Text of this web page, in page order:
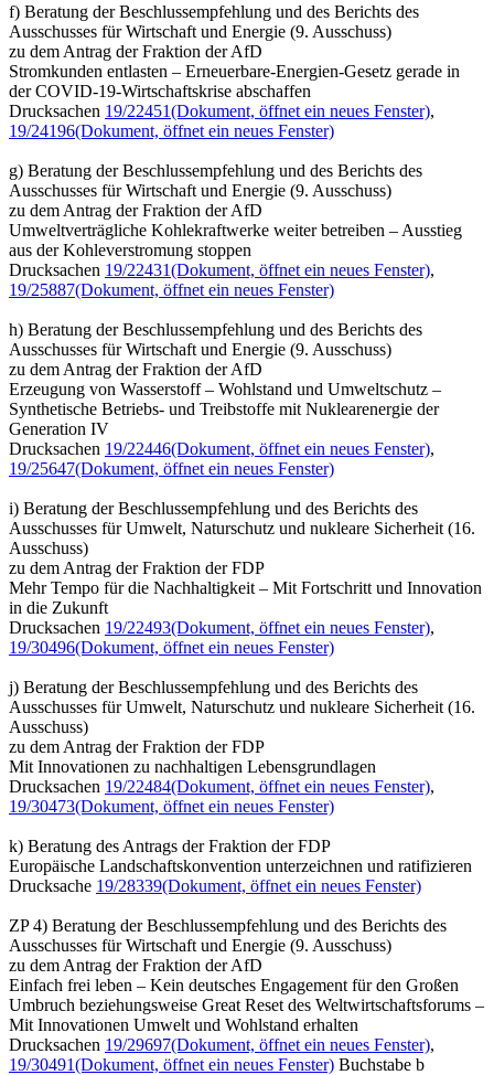
f) Beratung der Beschlussempfehlung und des Berichts des
Ausschusses für Wirtschaft und Energie (9. Ausschuss)
zu dem Antrag der Fraktion der AfD
Stromkunden entlasten – Erneuerbare-Energien-Gesetz gerade in
der COVID-19-Wirtschaftskrise abschaffen
Drucksachen 19/22451(Dokument, öffnet ein neues Fenster),
19/24196(Dokument, öffnet ein neues Fenster)
g) Beratung der Beschlussempfehlung und des Berichts des
Ausschusses für Wirtschaft und Energie (9. Ausschuss)
zu dem Antrag der Fraktion der AfD
Umweltverträgliche Kohlekraftwerke weiter betreiben – Ausstieg
aus der Kohleverstromung stoppen
Drucksachen 19/22431(Dokument, öffnet ein neues Fenster),
19/25887(Dokument, öffnet ein neues Fenster)
h) Beratung der Beschlussempfehlung und des Berichts des
Ausschusses für Wirtschaft und Energie (9. Ausschuss)
zu dem Antrag der Fraktion der AfD
Erzeugung von Wasserstoff – Wohlstand und Umweltschutz –
Synthetische Betriebs- und Treibstoffe mit Nuklearenergie der
Generation IV
Drucksachen 19/22446(Dokument, öffnet ein neues Fenster),
19/25647(Dokument, öffnet ein neues Fenster)
i) Beratung der Beschlussempfehlung und des Berichts des
Ausschusses für Umwelt, Naturschutz und nukleare Sicherheit (16.
Ausschuss)
zu dem Antrag der Fraktion der FDP
Mehr Tempo für die Nachhaltigkeit – Mit Fortschritt und Innovation
in die Zukunft
Drucksachen 19/22493(Dokument, öffnet ein neues Fenster),
19/30496(Dokument, öffnet ein neues Fenster)
j) Beratung der Beschlussempfehlung und des Berichts des
Ausschusses für Umwelt, Naturschutz und nukleare Sicherheit (16.
Ausschuss)
zu dem Antrag der Fraktion der FDP
Mit Innovationen zu nachhaltigen Lebensgrundlagen
Drucksachen 19/22484(Dokument, öffnet ein neues Fenster),
19/30473(Dokument, öffnet ein neues Fenster)
k) Beratung des Antrags der Fraktion der FDP
Europäische Landschaftskonvention unterzeichnen und ratifizieren
Drucksache 19/28339(Dokument, öffnet ein neues Fenster)
ZP 4) Beratung der Beschlussempfehlung und des Berichts des
Ausschusses für Wirtschaft und Energie (9. Ausschuss)
zu dem Antrag der Fraktion der AfD
Einfach frei leben – Kein deutsches Engagement für den Großen
Umbruch beziehungsweise Great Reset des Weltwirtschaftsforums –
Mit Innovationen Umwelt und Wohlstand erhalten
Drucksachen 19/29697(Dokument, öffnet ein neues Fenster),
19/30491(Dokument, öffnet ein neues Fenster) Buchstabe b